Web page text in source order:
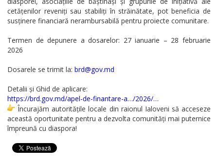
cetățenilor reveniți sau stabiliți în străinătate, pot beneficia de
susținere financiară nerambursabilă pentru proiecte comunitare.
Termen de depunere a dosarelor: 27 ianuarie – 28 februarie
2026
Dosarele se trimit la: brd@gov.md
Detalii și Ghid de aplicare:
https://brd.gov.md/apel-de-finantare-a…/2026/…
Încurajăm autoritățile locale din raionul Ialoveni să acceseze
această oportunitate pentru a dezvolta comunități mai puternice
împreună cu diaspora!